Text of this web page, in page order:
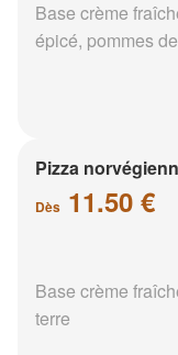
Base crème
épicé, pommes
Pizza
Dès 11.50 €
Base crème
terre